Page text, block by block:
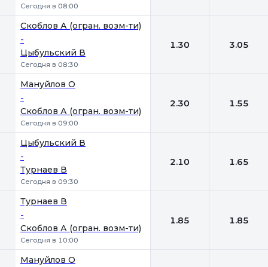
Сегодня в 08:00
Скоблов А (огран. возм-ти)
-
Цыбульский В
Сегодня в 08:30
1.30 3.05
Мануйлов О
-
Скоблов А (огран. возм-ти)
Сегодня в 09:00
2.30 1.55
Цыбульский В
-
Турнаев В
Сегодня в 09:30
2.10 1.65
Турнаев В
-
Скоблов А (огран. возм-ти)
Сегодня в 10:00
1.85 1.85
Мануйлов О